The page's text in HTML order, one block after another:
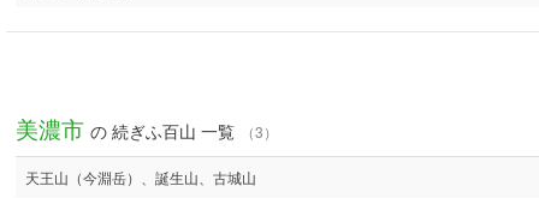
美濃市 の 続ぎふ百山 一覧 （3）
天王山（今淵岳）、誕生山、古城山